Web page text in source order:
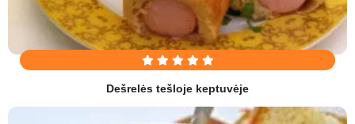
Dešrelės tešloje keptuvėje